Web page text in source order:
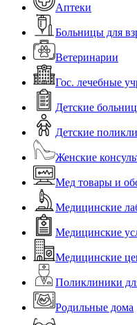
Аптеки
Больницы для
Ветеринарии
Гос. лечебные
Детские
Детские
Женские
Мед товары и
Медицинские
Медицинские
Медицинские
Поликлиники
Родильные дома